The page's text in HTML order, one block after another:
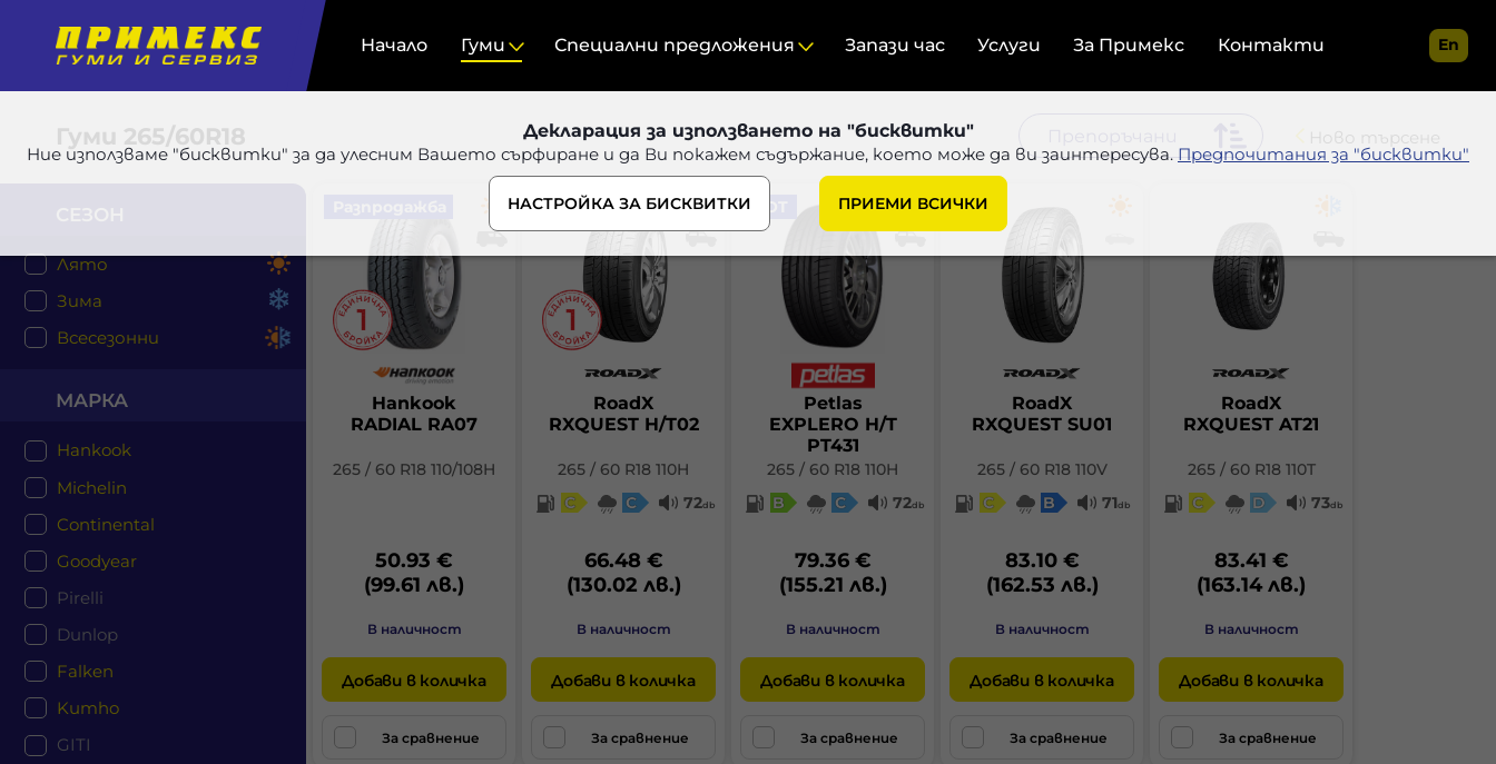
Декларация за използването на "бисквитки"
Ние използваме "бисквитки" за да улесним Вашето сърфиране и да Ви покажем съдържание, което може да ви заинтересува. Предпочитания за "бисквитки"
НАСТРОЙКА ЗА БИСКВИТКИ ПРИЕМИ ВСИЧКИ
Начало Гуми Специални предложения Запази час Услуги За Примекс Контакти En
Ново търсене
Гуми 265/60R18
Лято
Зима
Всесезонни
МАРКА
Hankook
Michelin
Continental
Goodyear
Pirelli
Dunlop
Falken
Kumho
GITI
Hankook
RADIAL RA07
265 / 60 R18 110/108H
50.93 €
(99.61 лв.)
В наличност
Добави в количка
За сравнение
RoadX
RXQUEST H/T02
265 / 60 R18 110H
C
C 72db
66.48 €
(130.02 лв.)
DOT
В наличност
Добави в количка
За сравнение
Petlas
EXPLERO H/T
PT431
265 / 60 R18 110H
B
C 72db
79.36 €
(155.21 лв.)
В наличност
Добави в количка
За сравнение
RoadX
RXQUEST SU01
265 / 60 R18 110V
C
B 71db
83.10 €
(162.53 лв.)
В наличност
Добави в количка
За сравнение
RoadX
RXQUEST AT21
265 / 60 R18 110T
C
D 73db
83.41 €
(163.14 лв.)
В наличност
Добави в количка
За сравнение